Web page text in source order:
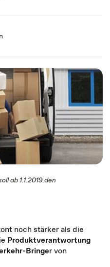
ab 1.1.2019 den
noch stärker als die
Produktverantwortung
Bringer von